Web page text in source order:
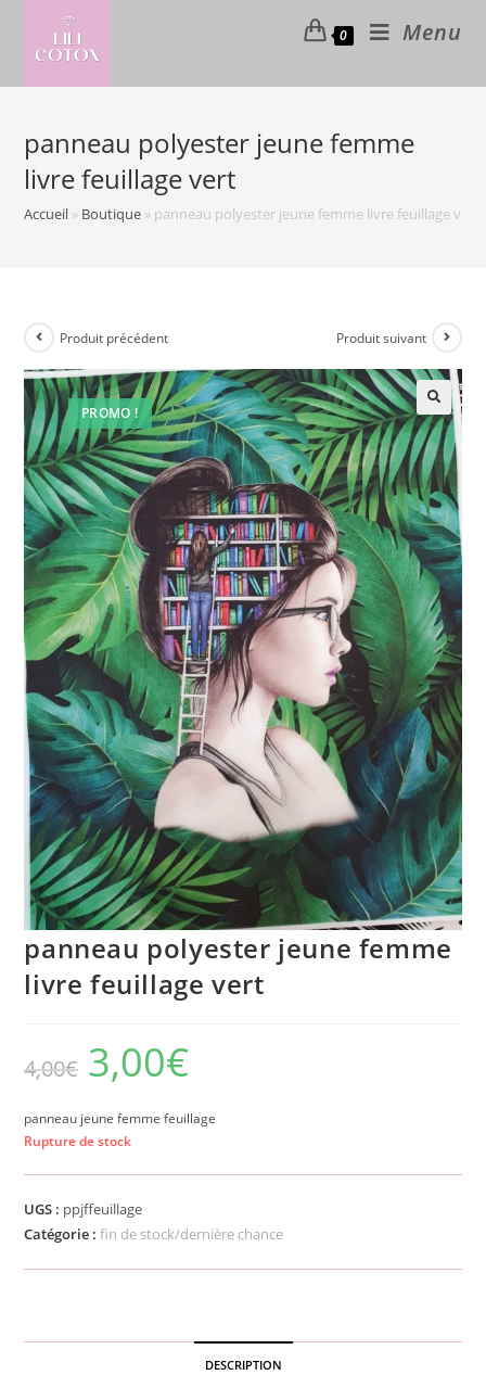
content
0 Menu
panneau polyester jeune femme
livre feuillage vert
Accueil » Boutique » panneau polyester jeune femme livre feuillage vert
PROMO !
Produit précédent Produit suivant
🔍
panneau polyester jeune femme
livre feuillage vert
4,00€ 3,00€
panneau jeune femme feuillage
Rupture de stock
UGS : ppjffeuillage
Catégorie :fin de stock/dernière chance
DESCRIPTION